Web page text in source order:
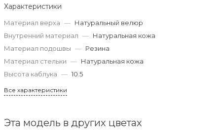
Характеристики
Материал верха — Натуральный велюр
Внутренний материал — Натуральная кожа
Материал подошвы — Резина
Материал стельки — Натуральная кожа
Высота каблука — 10.5
Все характеристики
Эта модель в других цветах